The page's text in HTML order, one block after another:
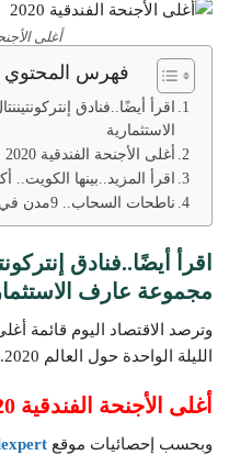
أغلى الأجنحة
فهرس المحتوي
اقرأ أيضًا..فنادق
الاستثمارية
أغلى الأجنحة الفندقية 2020
اقرأ المزيد..بينها الكويت..
ناطحات السحاب.. 9مدن في قائمة الأكثر امتلاكًا لها
اقرأ أيضًا..فنادق
مجموعة عارف
وترصد الاقتصاد اليوم قائمة
الليلة الواحدة حول العالم 2020.
أغلى الأجنحة الفندقية 2020
وبحسب إحصائيات موقع